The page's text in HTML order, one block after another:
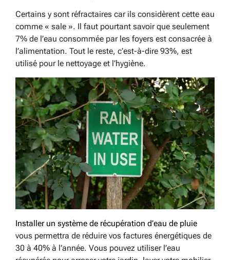
Certains y sont réfractaires car ils considèrent cette eau
comme « sale ». Il faut pourtant savoir que seulement
7% de l’eau consommée par les foyers est consacrée à
l’alimentation. Tout le reste, c’est-à-dire 93%, est
utilisé pour le nettoyage et l’hygiène.
Installer un système de récupération d’eau de pluie
vous permettra de réduire vos factures énergétiques de
30 à 40% à l’année. Vous pouvez utiliser l’eau